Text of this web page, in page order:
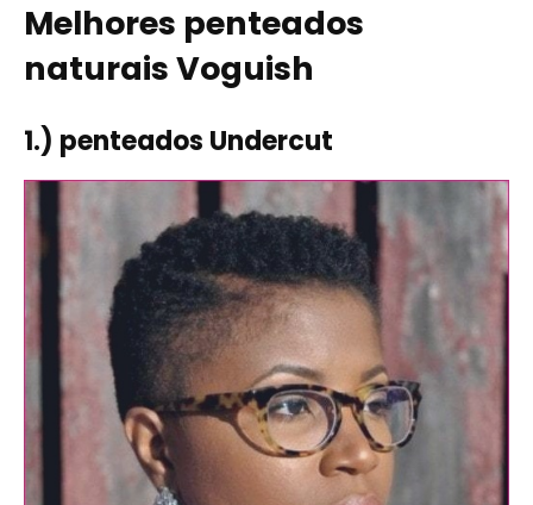
Melhores penteados
naturais Voguish
1.) penteados Undercut